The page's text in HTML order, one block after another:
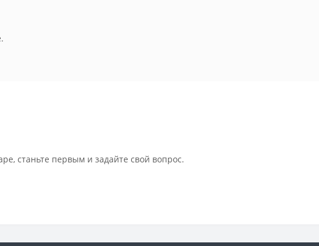
станьте первым и задайте свой вопрос.